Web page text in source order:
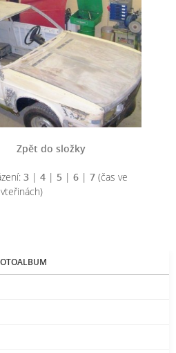
Zpět do složky
3 | 4 | 5 | 6 | 7 (čas ve
vteřinách)